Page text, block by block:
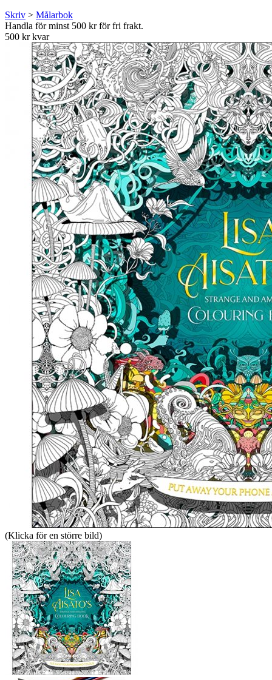
Skriv > Målarbok
Handla för minst 500 kr för fri frakt.
500 kr kvar
(Klicka för en större bild)